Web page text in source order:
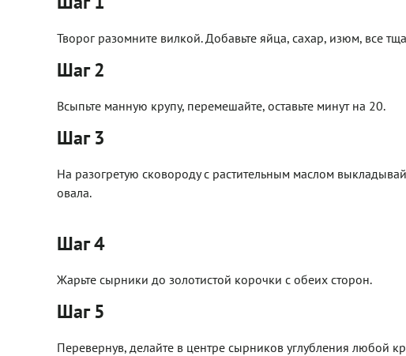
Творог разомните вилкой. Добавьте яйца, сахар, изюм, все
Шаг 2
Всыпьте манную крупу, перемешайте, оставьте минут на 20.
Шаг 3
На разогретую сковороду с растительным маслом
овала.
Шаг 4
Жарьте сырники до золотистой корочки с обеих сторон.
Шаг 5
Перевернув, делайте в центре сырников углубления любой